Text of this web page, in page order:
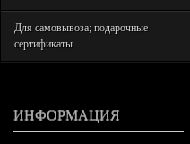
Для самовывоза; подарочные
сертификаты
ИНФОРМАЦИЯ